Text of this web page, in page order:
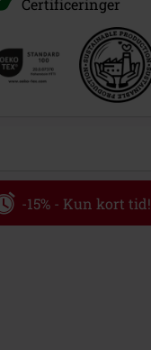
Certificeringer
-15% - Kun kort tid!